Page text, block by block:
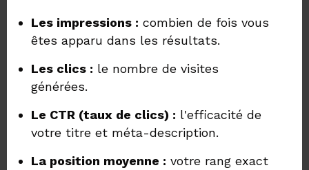
Les impressions : combien de fois vous
êtes apparu dans les résultats.
Les clics : le nombre de visites
générées.
Le CTR (taux de clics) : l'efficacité de
votre titre et méta-description.
La position moyenne : votre rang exact